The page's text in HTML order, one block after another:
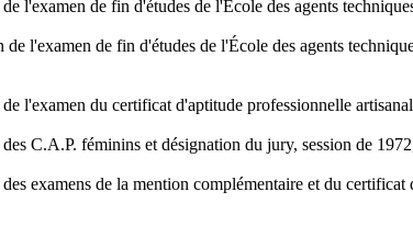
de fin d'études de l'École des agents
l'examen de fin d'études de l'École des agents
du certificat d'aptitude professionnelle
C.A.P. féminins et désignation du jury, session de
examens de la mention complémentaire et du